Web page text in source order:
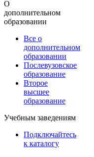
О
дополнительном
образовании
Все о
дополнительном
образовании
Послевузовское
образование
Второе
высшее
образование
Учебным заведениям
Подключайтесь
к каталогу